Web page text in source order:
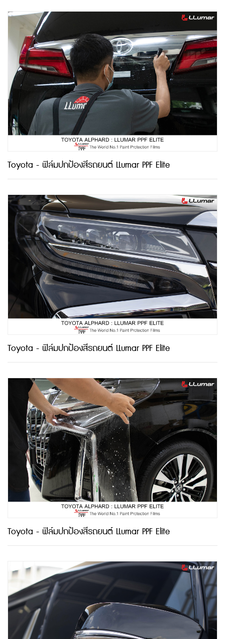
Toyota - ฟิล์มปกป้องสีรถยนต์ LLumar PPF Elite
Toyota - ฟิล์มปกป้องสีรถยนต์ LLumar PPF Elite
Toyota - ฟิล์มปกป้องสีรถยนต์ LLumar PPF Elite